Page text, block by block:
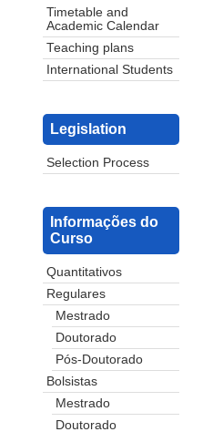
Timetable and
Academic Calendar
Teaching plans
International Students
Legislation
Selection Process
Informações do
Curso
Quantitativos
Regulares
Mestrado
Doutorado
Pós-Doutorado
Bolsistas
Mestrado
Doutorado